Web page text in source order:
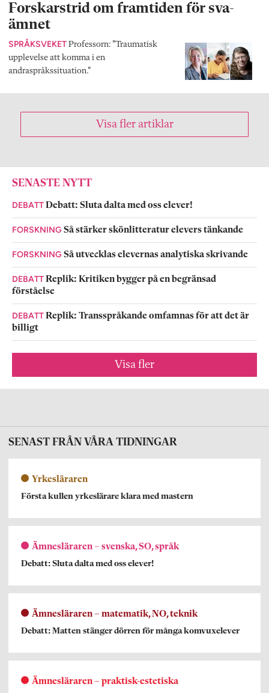
Forskarstrid om framtiden för sva-
ämnet
SPRÅKSVEKET Professorn: ”Traumatisk
upplevelse att komma i en
andraspråkssituation.”
Visa fler artiklar
SENASTE NYTT
DEBATTDebatt: Sluta dalta med oss elever!
FORSKNING Så stärker skönlitteratur elevers tänkande
FORSKNING Så utvecklas elevernas analytiska skrivande
DEBATTReplik: Kritiken bygger på en begränsad
förståelse
DEBATTReplik: Transspråkande omfamnas för att det är
billigt
Visa fler
SENAST FRÅN VÅRA TIDNINGAR
Yrkesläraren
Första kullen yrkeslärare klara med mastern
Ämnesläraren – svenska, SO, språk
Debatt: Sluta dalta med oss elever!
Ämnesläraren – matematik, NO, teknik
Debatt: Matten stänger dörren för många komvuxelever
Ämnesläraren – praktisk-estetiska